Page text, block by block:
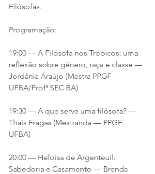
Filósofas.
Programação:
19:00 — A Filósofa nos Trópicos: uma
reflexão sobre gênero, raça e classe —
Jordânia Araújo (Mestra PPGF
UFBA/Profª SEC BA)
19:30 — A que serve uma filósofa? —
Thaís Fragas (Mestranda — PPGF
UFBA)
20:00 — Heloísa de Argenteuil:
Sabedoria e Casamento — Brenda